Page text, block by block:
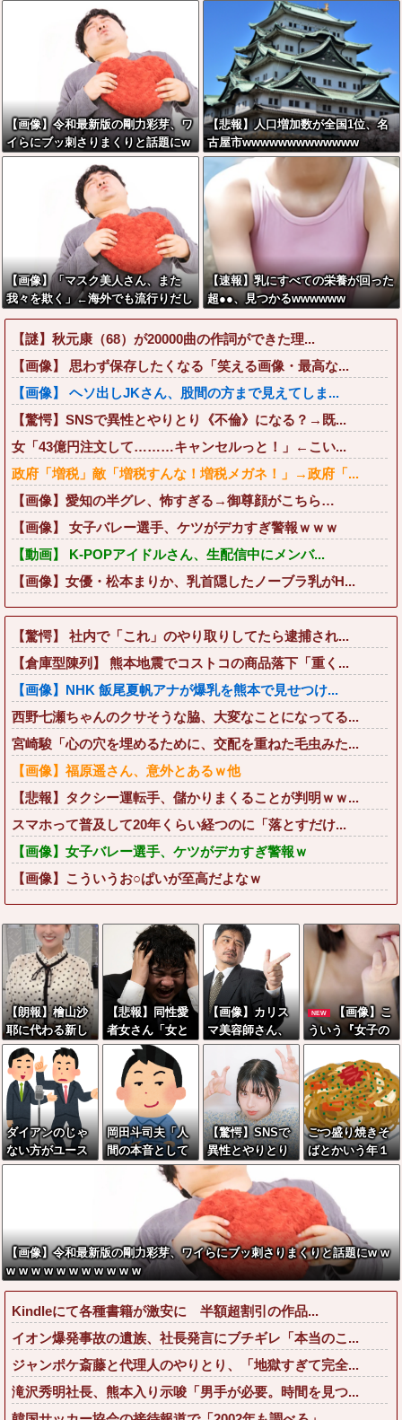
【画像】令和最新版の剛力彩芽、ワ
イらにブッ刺さりまくりと話題にw
w w w w w w w w w w w w
【悲報】人口増加数が全国1位、名
古屋市wwwwwwwwwwwww
【画像】「マスク美人さん、また
我々を欺く」←海外でも流行りだし
た結果がこちらw w w w w w w
【速報】乳にすべての栄養が回った
超●●、見つかるwwwwww
【謎】秋元康（68）が20000曲の作詞ができた理...
【画像】 思わず保存したくなる「笑える画像・最高な...
【画像】 ヘソ出しJKさん、股間の方まで見えてしま...
【驚愕】SNSで異性とやりとり《不倫》になる？→既...
女「43億円注文して………キャンセルっと！」←こい...
政府「増税」敵「増税すんな！増税メガネ！」→政府「...
【画像】愛知の半グレ、怖すぎる→御尊顔がこちら…
【画像】 女子バレー選手、ケツがデカすぎ警報ｗｗｗ
【動画】 K-POPアイドルさん、生配信中にメンバ...
【画像】女優・松本まりか、乳首隠したノーブラ乳がH...
【驚愕】 社内で「これ」のやり取りしてたら逮捕され...
【倉庫型陳列】 熊本地震でコストコの商品落下「重く...
【画像】NHK 飯尾夏帆アナが爆乳を熊本で見せつけ...
西野七瀬ちゃんのクサそうな脇、大変なことになってる...
宮崎駿「心の穴を埋めるために、交配を重ねた毛虫みた...
【画像】福原遥さん、意外とあるｗ他
【悲報】タクシー運転手、儲かりまくることが判明ｗｗ...
スマホって普及して20年くらい経つのに「落とすだけ...
【画像】女子バレー選手、ケツがデカすぎ警報ｗ
【画像】こういうお○ぱいが至高だよなｗ
【朗報】檜山沙
耶に代わる新し
い弱者男性の姫
が発見される///
【悲報】同性愛
者女さん「女と
付き合うの地獄
すぎる、男はど
うやって耐えて
んの？」←コレ
は同意せざるお
えないと話題に
【画像】カリス
マ美容師さん、
ココリコ田中み
たいなチー牛を
大変身させた結
果がこちらw w
w w w w w w w
w w
NEW
【画像】こ
ういう『女子の
ダラしない背
中』に勃起する
奴wwww
ダイアンのじゃ
ない方がユース
ケさんになって
岡田斗司夫「人
間の本音として
ブサイクを見た
ら不愉快にな
る。この責任を
どうとるんだ」
【驚愕】SNSで
異性とやりとり
《不倫》にな
る？→既婚男女
の約7割がまさか
の『こう』回答
してしまうw w
w w w w w w
ごつ盛り焼きそ
ばとかいう年１
くらいで無性に
食いたくなるや
つｗｗｗｗｗｗ
ｗｗ
【画像】令和最新版の剛力彩芽、ワイらにブッ刺さりまくりと話題にw w
w w w w w w w w w w w
Kindleにて各種書籍が激安に 半額超割引の作品...
イオン爆発事故の遺族、社長発言にブチギレ「本当のこ...
ジャンポケ斎藤と代理人のやりとり、「地獄すぎて完全...
滝沢秀明社長、熊本入り示唆「男手が必要。時間を見つ...